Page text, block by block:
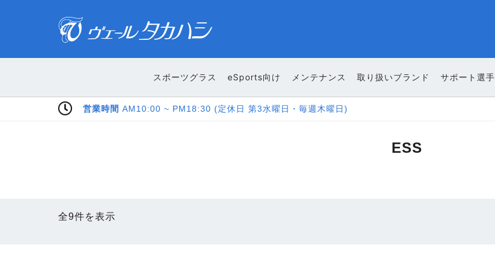
スポーツグラス eSports向け メンテナンス 取り扱いブランド サポート選手
Pay Pay LINE Pay ご利用いただけます
ESS
全9件を表示